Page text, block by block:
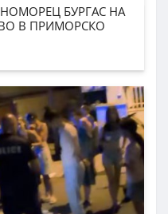
БУРГАС НА
В ПРИМОРСКО